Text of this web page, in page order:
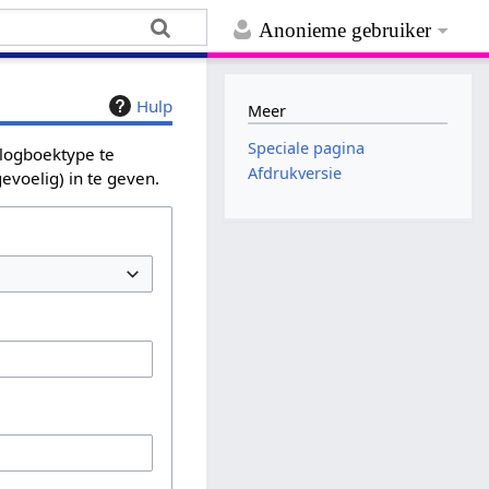
Anonieme gebruiker
Hulp
te
in te geven.
Meer
Speciale pagina
Afdrukversie